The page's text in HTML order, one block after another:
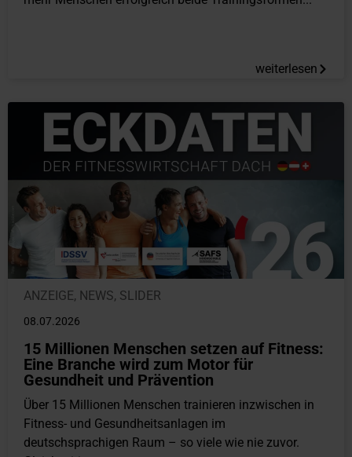
weiterlesen
ANZEIGE, NEWS, SLIDER
08.07.2026
15 Millionen Menschen setzen auf Fitness:
Eine Branche wird zum Motor für
Gesundheit und Prävention
Über 15 Millionen Menschen trainieren inzwischen in
Fitness- und Gesundheitsanlagen im
deutschsprachigen Raum – so viele wie nie zuvor.